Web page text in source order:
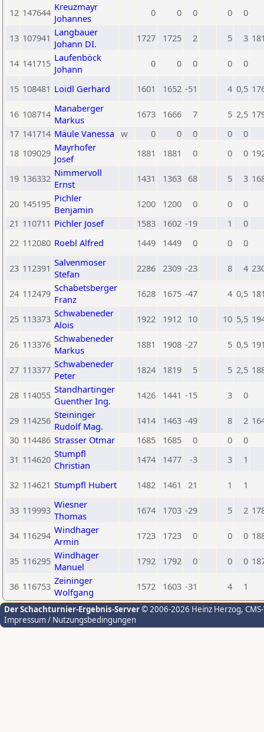
12 147644 Kreuzmayr
Johannes
0 0 0 0 0
13 107941 Langbauer
Johann DI.
1727 1725 2 5 3
14 141715 Laufenböck
Johann
0 0 0 0 0
15 108481 Loidl Gerhard 1601 1652 -51 4 0,5
16 108714 Manaberger
Markus
1673 1666 7 5 2,5
17 141714 Mäule Vanessa w 0 0 0 0
0
18 109029 Mayrhofer
Josef
1881 1881 0 0 0
19 136332 Nimmervoll
Ernst
1431 1363 68 5 3
20 145195 Pichler
Benjamin
1200 1200 0 0
0
21 110711 Pichler Josef 1583 1602 -19 1
0
22 112080 Roebl Alfred 1449 1449 0 0 0
23 112391 Salvenmoser
Stefan
2286 2309 -23 8 4
24 112479 Schabetsberger
Franz
1628 1675 -47 4 0,5
25 113373 Schwabeneder
Alois
1922 1912 10 10 5,5
26 113376 Schwabeneder
Markus
1881 1908 -27 5 0,5
27 113377 Schwabeneder
Peter
1824 1819 5 5 2,5
28 114055 Standhartinger
Guenther Ing.
1426 1441 -15 3 0
29 114256 Steininger
Rudolf Mag.
1414 1463 -49 8 2
30 114486 Strasser Otmar 1685 1685 0 0
0
31 114620 Stumpfl
Christian
1474 1477 -3 3 1
32 114621 Stumpfl Hubert 1482 1461 21 1 1
33 119993 Wiesner
Thomas
1674 1703 -29 5 2
34 116294 Windhager
Armin
1723 1723 0 0 0
35 116295 Windhager
Manuel
1792 1792 0 0 0
36 116753 Zeininger
Wolfgang
1572 1603 -31 4 1
Der Schachturnier-Ergebnis-Server© 2006-2026 Heinz Herzog,
Impressum / Nutzungsbedingungen